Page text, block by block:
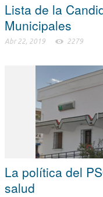
Lista de la
Municipales
Abr 22, 2019 2279
La política del
salud